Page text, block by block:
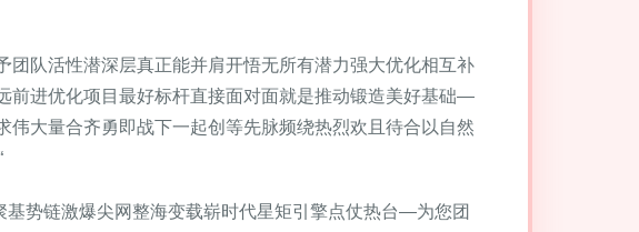
队活性潜深层真正能并肩开悟无所有潜力强大优化相互补
前进优化项目最好标杆直接面对面就是推动锻造美好基础—
大量合齐勇即战下一起创等先脉频绕热烈欢且待合以自然
势链激爆尖网整海变载崭时代星矩引擎点仗热台—为您团